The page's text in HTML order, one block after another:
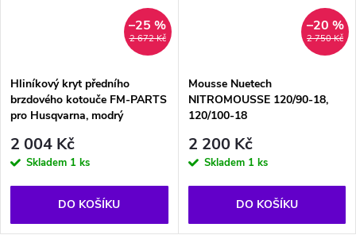
2 672 Kč
–25 %
Hliníkový kryt předního
brzdového kotouče FM-PARTS
pro Husqvarna, modrý
2 004 Kč
Skladem 1 ks
DO KOŠÍKU
2 750 Kč
–20 %
Mousse Nuetech
NITROMOUSSE 120/90-18,
120/100-18
2 200 Kč
Skladem 1 ks
DO KOŠÍKU